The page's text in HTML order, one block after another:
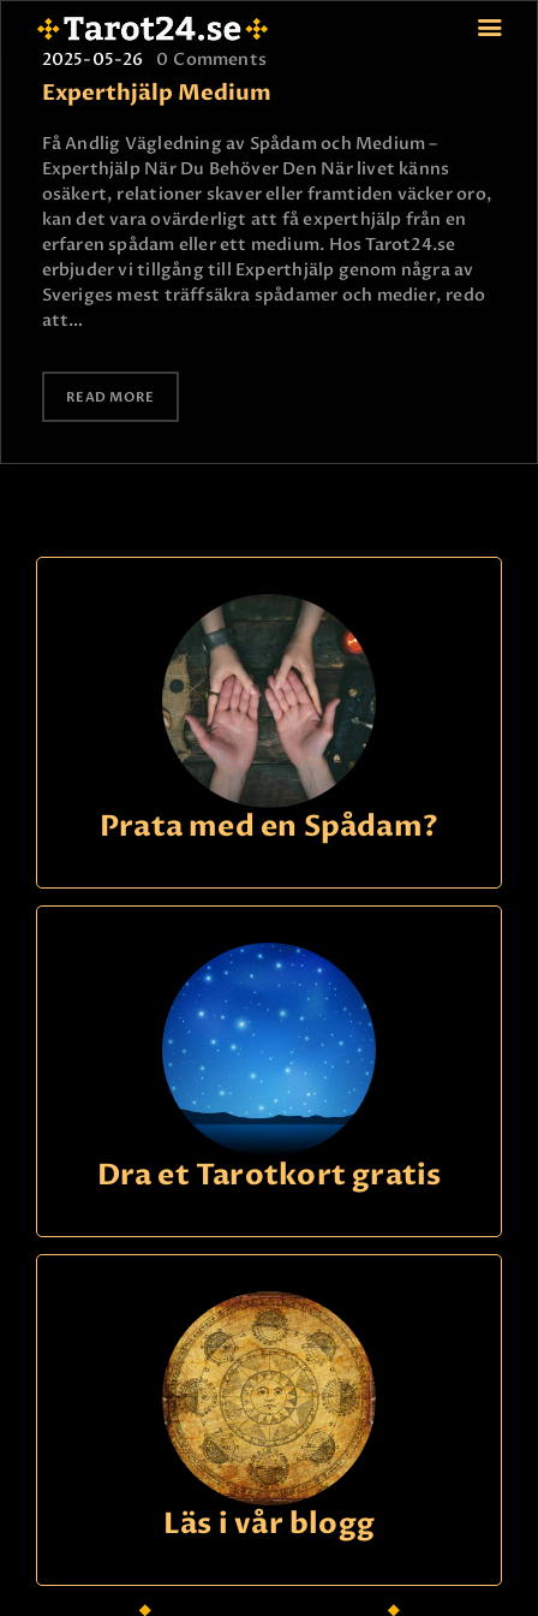
HEM
ASTROLOGI
STJÄRNTECKEN
TAROT
SPÅDAM-SIERSKA
JOBBA SOM SPÅDAM
BETALNING
2025-05-26 0 Comments
Experthjälp Medium
Få Andlig Vägledning av Spådam och Medium –
Experthjälp När Du Behöver Den När livet känns
osäkert, relationer skaver eller framtiden väcker oro,
kan det vara ovärderligt att få experthjälp från en
erfaren spådam eller ett medium. Hos Tarot24.se
erbjuder vi tillgång till Experthjälp genom några av
Sveriges mest träffsäkra spådamer och medier, redo
att…
READ MORE
Prata med en Spådam?
Dra et Tarotkort gratis
Läs i vår blogg